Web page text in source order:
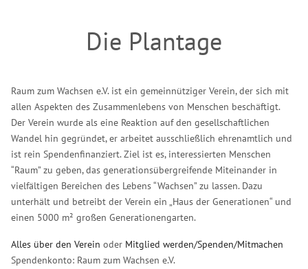
Die Plantage
Raum zum Wachsen e.V. ist ein gemeinnütziger Verein, der sich mit
allen Aspekten des Zusammenlebens von Menschen beschäftigt.
Der Verein wurde als eine Reaktion auf den gesellschaftlichen
Wandel hin gegründet, er arbeitet ausschließlich ehrenamtlich und
ist rein Spendenfinanziert. Ziel ist es, interessierten Menschen
“Raum” zu geben, das generationsübergreifende Miteinander in
vielfältigen Bereichen des Lebens “Wachsen” zu lassen. Dazu
unterhält und betreibt der Verein ein „Haus der Generationen“ und
einen 5000 m² großen Generationengarten.
Alles über den Verein oder Mitglied werden/Spenden/Mitmachen
Spendenkonto: Raum zum Wachsen e.V.